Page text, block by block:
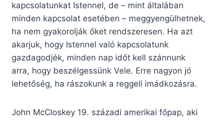
kapcsolatunkat Istennel, de – mint általában
minden kapcsolat esetében – meggyengülhetnek,
ha nem gyakorolják őket rendszeresen. Ha azt
akarjuk, hogy Istennel való kapcsolatunk
gazdagodjék, minden nap időt kell szánnunk
arra, hogy beszélgessünk Vele. Erre nagyon jó
lehetőség, ha rászokunk a reggeli imádkozásra.
John McCloskey 19. századi amerikai főpap, aki